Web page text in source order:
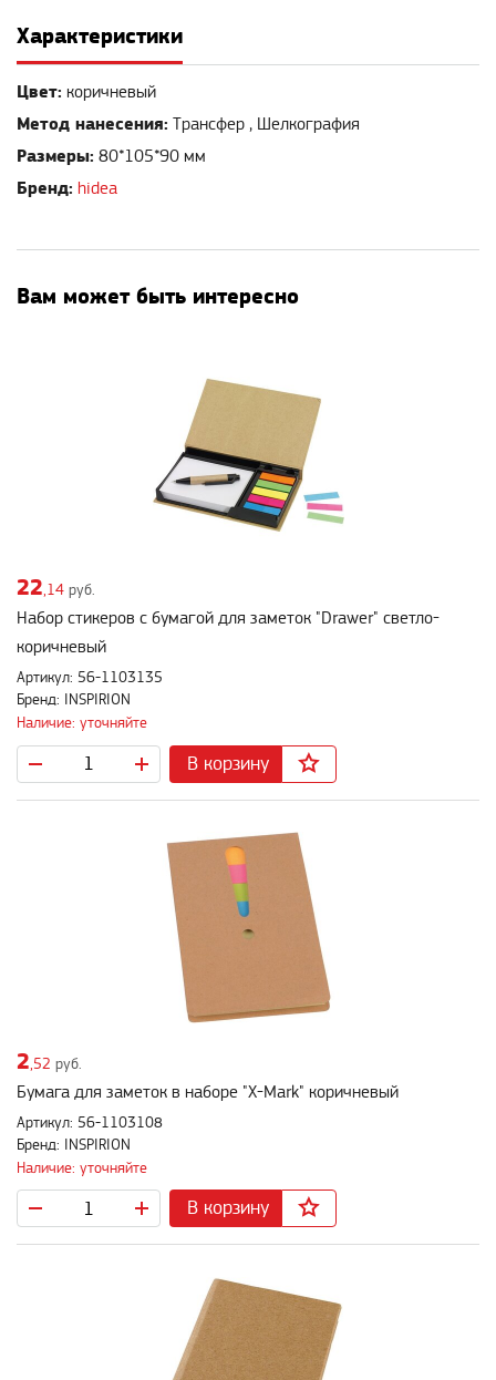
Характеристики
Цвет: коричневый
Метод нанесения: Трансфер , Шелкография
Размеры: 80*105*90 мм
Бренд: hidea
Вам может быть интересно
22,14 руб.
Набор стикеров с бумагой для заметок "Drawer" светло-
коричневый
Артикул: 56-1103135
Бренд: INSPIRION
Наличие: уточняйте
В корзину
2 ,52 руб.
Бумага для заметок в наборе "X-Mark" коричневый
Артикул: 56-1103108
Бренд: INSPIRION
Наличие: уточняйте
В корзину